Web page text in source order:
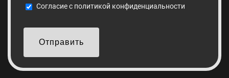
Cогласие с политикой конфиденциальности
Отправить